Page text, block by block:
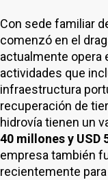
Con sede familiar
comenzó en el
actualmente opera
actividades que
infraestructura
recuperación de
hidrovía tienen un
40 millones y USD
empresa también
recientemente para